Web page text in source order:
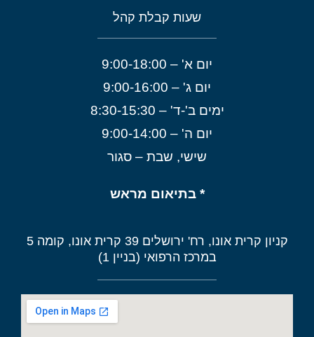
שעות קבלת קהל
יום א' – 9:00-18:00
יום ג' – 9:00-16:00
ימים ב'-ד' – 8:30-15:30
יום ה' – 9:00-14:00
שישי, שבת – סגור
* בתיאום מראש
קניון קרית אונו, רח' ירושלים 39 קרית אונו, קומה 5
במרכז הרפואי (בניין 1)